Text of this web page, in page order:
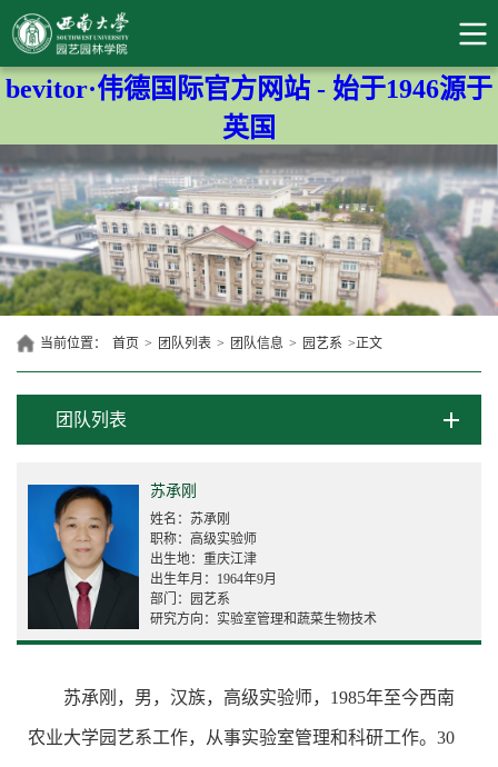
bevitor·伟德国际官方网站 - 始于1946源于
英国
当前位置： 首页 > 团队列表 > 团队信息 > 园艺系 >正文
团队列表
苏承刚
姓名：苏承刚
职称：高级实验师
出生地：重庆江津
出生年月：1964年9月
部门：园艺系
研究方向：实验室管理和蔬菜生物技术
苏承刚，男，汉族，高级实验师，1985年至今西南
农业大学园艺系工作，从事实验室管理和科研工作。30